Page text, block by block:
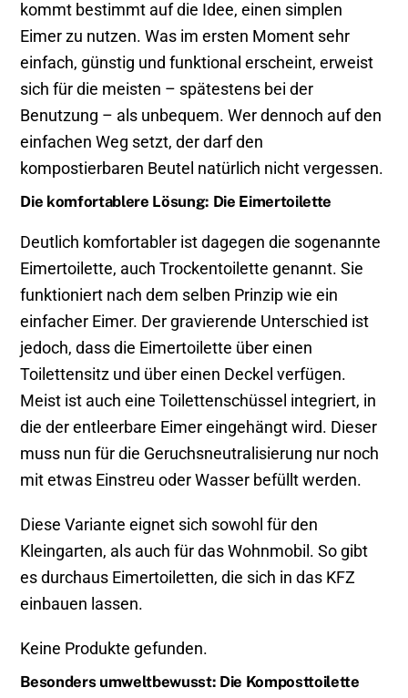
kommt bestimmt auf die Idee, einen simplen
Eimer zu nutzen. Was im ersten Moment sehr
einfach, günstig und funktional erscheint, erweist
sich für die meisten – spätestens bei der
Benutzung – als unbequem. Wer dennoch auf den
einfachen Weg setzt, der darf den
kompostierbaren Beutel natürlich nicht vergessen.
Die komfortablere Lösung: Die Eimertoilette
Deutlich komfortabler ist dagegen die sogenannte
Eimertoilette, auch Trockentoilette genannt. Sie
funktioniert nach dem selben Prinzip wie ein
einfacher Eimer. Der gravierende Unterschied ist
jedoch, dass die Eimertoilette über einen
Toilettensitz und über einen Deckel verfügen.
Meist ist auch eine Toilettenschüssel integriert, in
die der entleerbare Eimer eingehängt wird. Dieser
muss nun für die Geruchsneutralisierung nur noch
mit etwas Einstreu oder Wasser befüllt werden.
Diese Variante eignet sich sowohl für den
Kleingarten, als auch für das Wohnmobil. So gibt
es durchaus Eimertoiletten, die sich in das KFZ
einbauen lassen.
Keine Produkte gefunden.
Besonders umweltbewusst: Die Komposttoilette